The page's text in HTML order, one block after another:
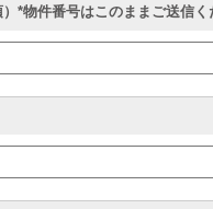
*物件番号はこのままご送信く